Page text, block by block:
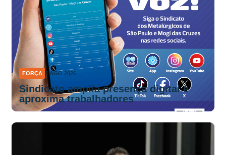
FORÇA 4 AGO 2026
Sindicato amplia presença digital e
aproxima trabalhadores